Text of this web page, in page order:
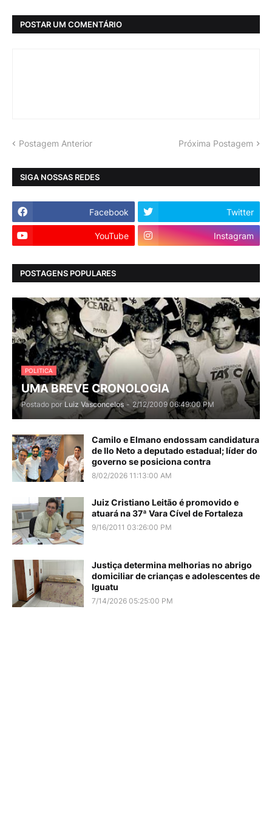
POSTAR UM COMENTÁRIO
Postagem Anterior Próxima Postagem
SIGA NOSSAS REDES
Facebook Twitter
YouTube Instagram
POSTAGENS POPULARES
POLITICA
UMA BREVE CRONOLOGIA
Postado por Luiz Vasconcelos - 2/12/2009 06:49:00 PM
Camilo e Elmano endossam candidatura
de Ilo Neto a deputado estadual; líder do
governo se posiciona contra
8/02/2026 11:13:00 AM
Juiz Cristiano Leitão é promovido e
atuará na 37ª Vara Cível de Fortaleza
9/16/2011 03:26:00 PM
Justiça determina melhorias no abrigo
domiciliar de crianças e adolescentes de
Iguatu
7/14/2026 05:25:00 PM